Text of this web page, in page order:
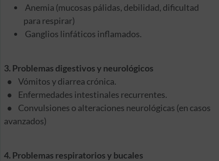
Anemia (mucosas pálidas, debilidad, dificultad
para respirar)
Ganglios linfáticos inflamados.
3. Problemas digestivos y neurológicos
● Vómitos y diarrea crónica.
● Enfermedades intestinales recurrentes.
● Convulsiones o alteraciones neurológicas (en casos
avanzados)
4. Problemas respiratorios y bucales